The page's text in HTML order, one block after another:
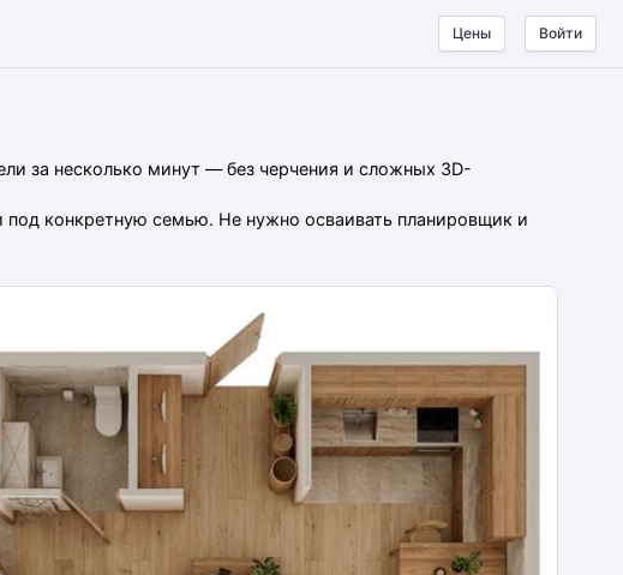
Цены Войти
за несколько минут — без черчения и сложных 3D-
под конкретную семью. Не нужно осваивать планировщик и